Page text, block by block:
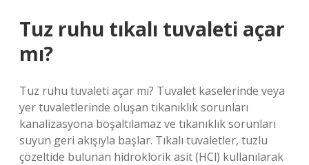
Tuz ruhu tıkalı tuvaleti açar
mı?
Tuz ruhu tuvaleti açar mı? Tuvalet kaselerinde veya
yer tuvaletlerinde oluşan tıkanıklık sorunları
kanalizasyona boşaltılamaz ve tıkanıklık sorunları
suyun geri akışıyla başlar. Tıkalı tuvaletler, tuzlu
çözeltide bulunan hidroklorik asit (HCl) kullanılarak